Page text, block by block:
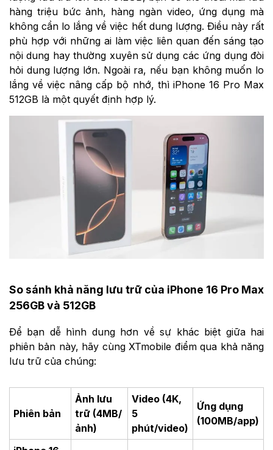
hàng triệu bức ảnh, hàng ngàn video, ứng dụng mà
không cần lo lắng về việc hết dung lượng. Điều này rất
phù hợp với những ai làm việc liên quan đến sáng tạo
nội dung hay thường xuyên sử dụng các ứng dụng đòi
hỏi dung lượng lớn. Ngoài ra, nếu bạn không muốn lo
lắng về việc nâng cấp bộ nhớ, thì iPhone 16 Pro Max
512GB là một quyết định hợp lý.
So sánh khả năng lưu trữ của iPhone 16 Pro Max
256GB và 512GB
Để bạn dễ hình dung hơn về sự khác biệt giữa hai
phiên bản này, hãy cùng XTmobile điểm qua khả năng
lưu trữ của chúng:
Phiên bản
Ảnh lưu
trữ (4MB/
ảnh)
Video (4K,
5
phút/video)
Ứng dụng
(100MB/app)